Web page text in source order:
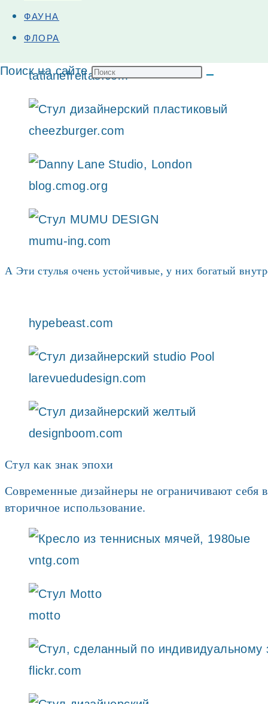
ФАУНА
ФЛОРА
Поиск на сайте
дизайнеры дорогих интерьеров и
tatianefreitas.com
cheezburger.com
blog.cmog.org
mumu-ing.com
А Эти стулья очень устойчивые, у них богатый
hypebeast.com
larevuedudesign.com
designboom.com
Стул как знак эпохи
Современные дизайнеры не ограничивают себя
вторичное использование.
vntg.com
motto
flickr.com